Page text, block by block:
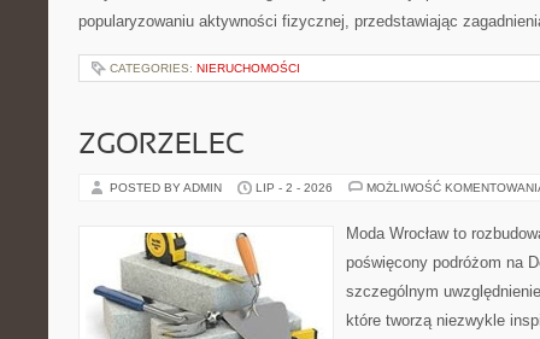
popularyzowaniu aktywności fizycznej, przedstawiając
CATEGORIES: NIERUCHOMOŚCI
ZGORZELEC
POSTED BY ADMIN LIP - 2 - 2026 MOŻLIWOŚĆ
Moda Wrocław to
poświęcony podróżom na
szczególnym
które tworzą niezwykle